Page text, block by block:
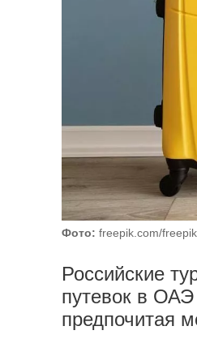
Фото: freepik.com/
Российские
путевок в ОАЭ
предпочитая